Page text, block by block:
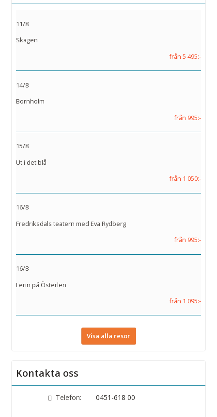
11/8
Skagen
från 5 495:-
14/8
Bornholm
från 995:-
15/8
Ut i det blå
från 1 050:-
16/8
Fredriksdals teatern med Eva Rydberg
från 995:-
16/8
Lerin på Österlen
från 1 095:-
Visa alla resor
Kontakta oss
Telefon: 0451-618 00